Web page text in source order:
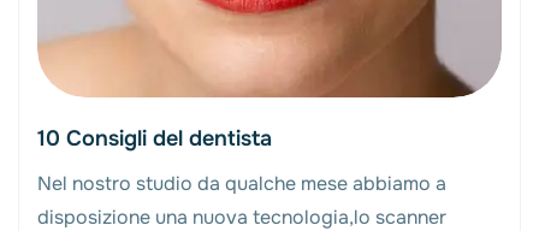
10 Consigli del dentista
Nel nostro studio da qualche mese abbiamo a
disposizione una nuova tecnologia,lo scanner